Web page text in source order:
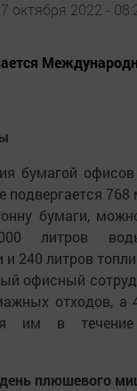
октября 2022 -
бумагой
подвергается 768
бумаги,
литров
и 240 литров
офисный
отходов, а
им в
плюшевого